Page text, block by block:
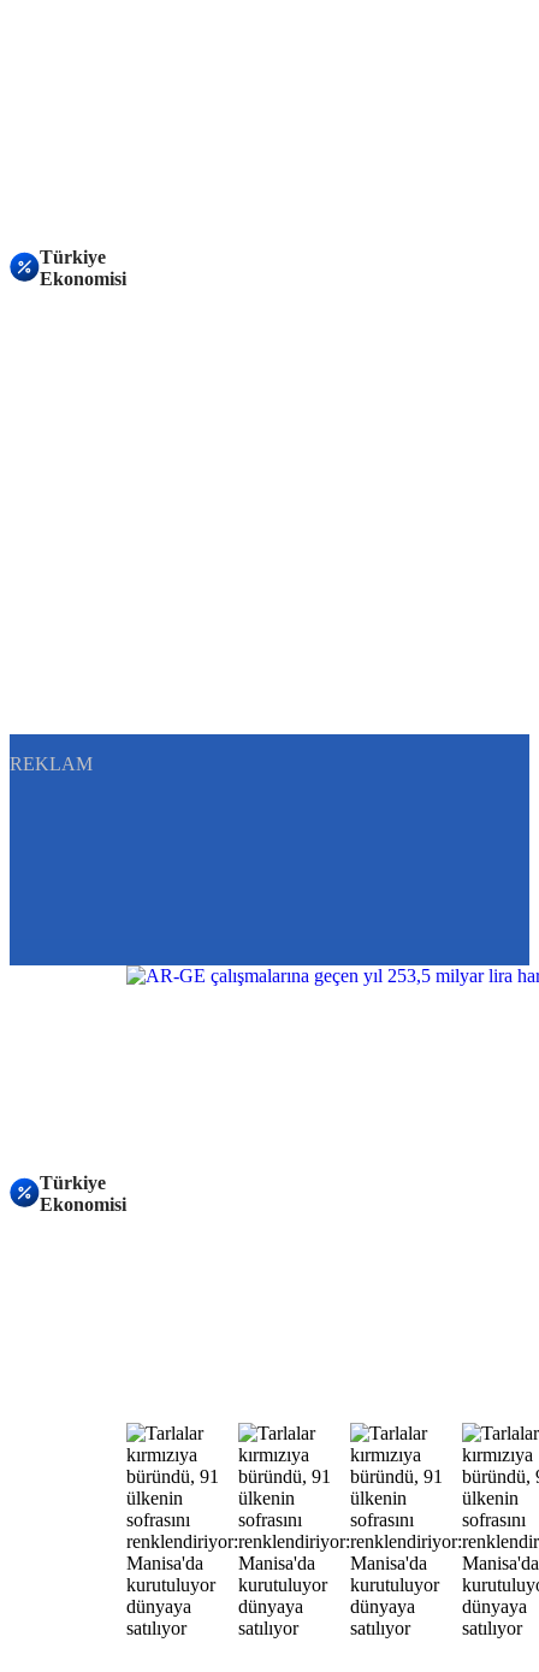
Türkiye
Ekonomisi
REKLAM
Türkiye
Ekonomisi